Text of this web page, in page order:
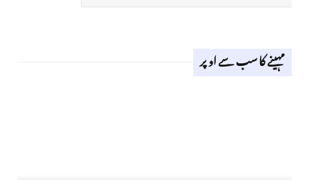
مہینے کا سب سے اوپر